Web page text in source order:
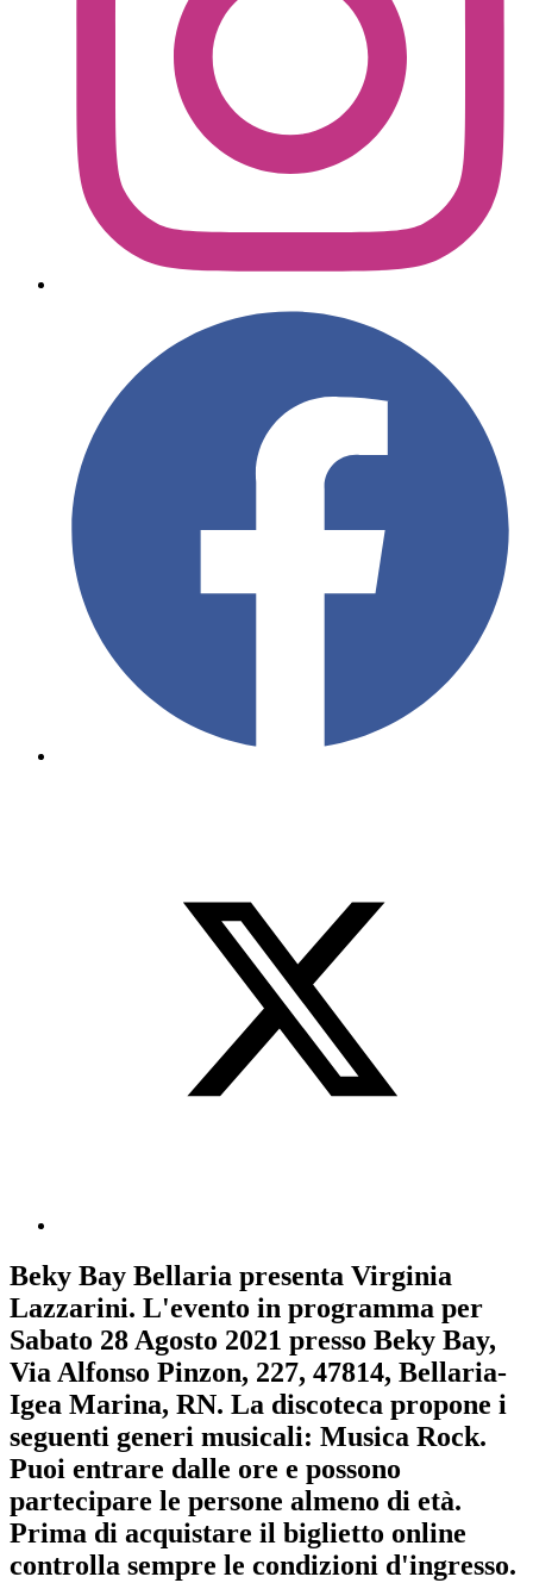
Beky Bay Bellaria presenta Virginia
Lazzarini. L'evento in programma per
Sabato 28 Agosto 2021 presso Beky Bay,
Via Alfonso Pinzon, 227, 47814, Bellaria-
Igea Marina, RN. La discoteca propone i
seguenti generi musicali: Musica Rock.
Puoi entrare dalle ore e possono
partecipare le persone almeno di età.
Prima di acquistare il biglietto online
controlla sempre le condizioni d'ingresso.